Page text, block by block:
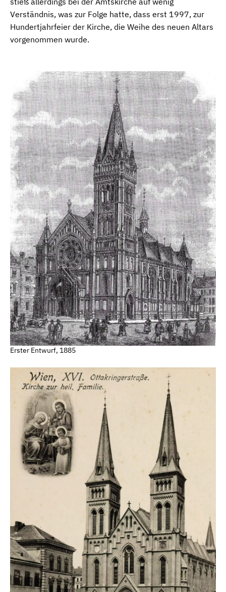
Verständnis, was zur Folge hatte, dass erst 1997, zur
Hundertjahrfeier der Kirche, die Weihe des neuen Altars
vorgenommen wurde.
Erster Entwurf, 1885